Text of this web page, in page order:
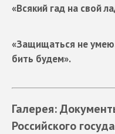
«Всякий гад на свой
«Защищаться не
бить будем».
Галерея:
Российского